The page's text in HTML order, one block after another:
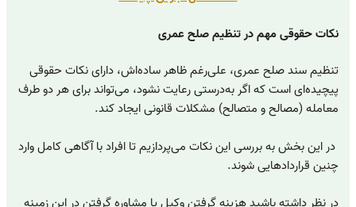
نکات حقوقی مهم در تنظیم صلح عمری
تنظیم سند صلح عمری، علی‌رغم ظاهر ساده‌اش، دارای نکات حقوقی
پیچیده‌ای است که اگر به‌درستی رعایت نشود، می‌تواند برای هر دو طرف
معامله (مصالح و متصالح) مشکلات قانونی ایجاد کند.
در این بخش به بررسی این نکات می‌پردازیم تا افراد با آگاهی کامل وارد
چنین قراردادهایی شوند.
در نظر داشته باشید هزینه گرفتن وکیل یا مشاوره گرفتن در این زمینه